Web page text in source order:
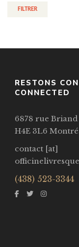
FILTRER
RESTONS
CONNECTED
6878 rue Briand
H4E 3L6
contact [at]
(438) 523-3344